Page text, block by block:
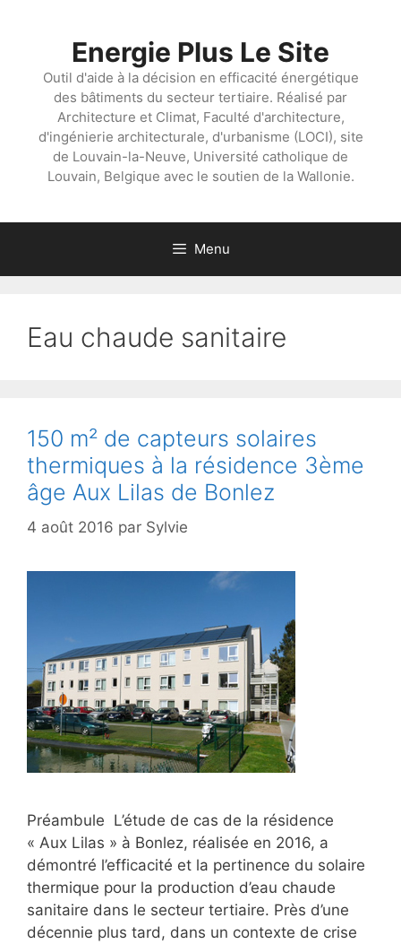
Energie Plus Le Site
Outil d'aide à la décision en efficacité énergétique
des bâtiments du secteur tertiaire. Réalisé par
Architecture et Climat, Faculté d'architecture,
d'ingénierie architecturale, d'urbanisme (LOCI), site
de Louvain-la-Neuve, Université catholique de
Louvain, Belgique avec le soutien de la Wallonie.
Menu
Eau chaude sanitaire
150 m² de capteurs solaires
thermiques à la résidence 3ème
âge Aux Lilas de Bonlez
4 août 2016 par Sylvie
Préambule L’étude de cas de la résidence
« Aux Lilas » à Bonlez, réalisée en 2016, a
démontré l’efficacité et la pertinence du solaire
thermique pour la production d’eau chaude
sanitaire dans le secteur tertiaire. Près d’une
décennie plus tard, dans un contexte de crise